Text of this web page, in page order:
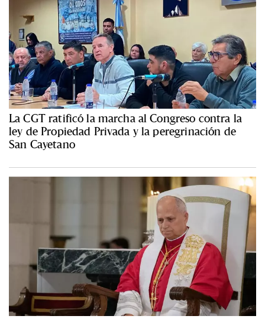
La CGT ratificó la marcha al Congreso contra la
ley de Propiedad Privada y la peregrinación de
San Cayetano